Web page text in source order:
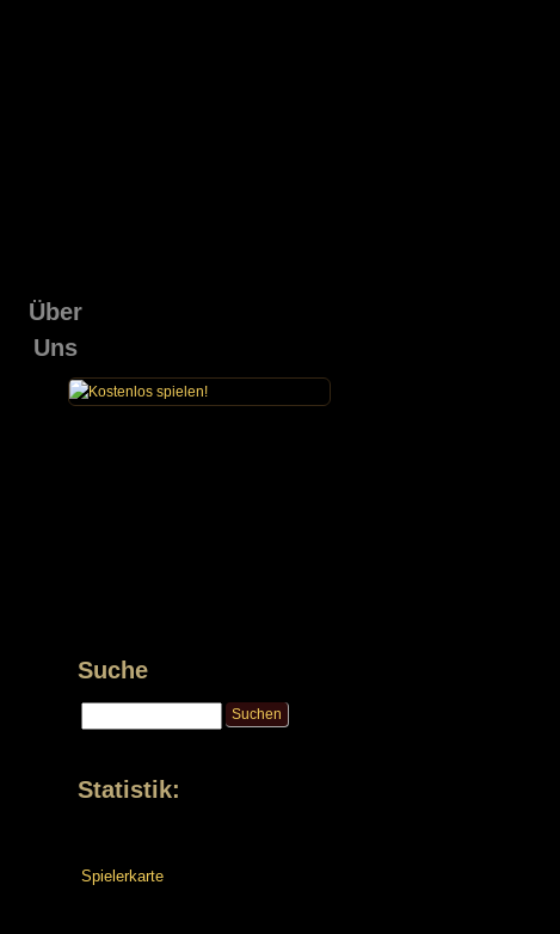
Über
Uns
Suche
Statistik:
Spielerkarte